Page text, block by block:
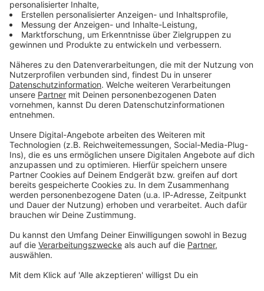
Du möchtest uns etwas sagen?
Studio Hotline
Kontaktformular
Sprachnachricht
DAS KÖNNTE DICH AUCH INTERESSIEREN
Interviews